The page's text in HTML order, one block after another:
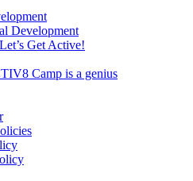
Development
Get Active!
Camp is a genius